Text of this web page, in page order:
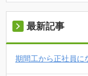
最新記事
期間工から正社員に